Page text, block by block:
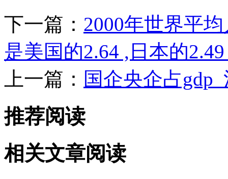
下一篇： 2000年世界平
是美国的2.64 ,日本的
上一篇： 国企央企占
推荐阅读
相关文章阅读